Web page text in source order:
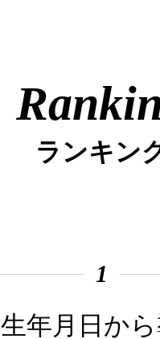
ランキン
1
生年月日か